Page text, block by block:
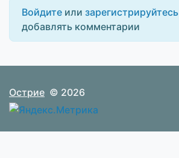
Войдите или зарегистрируйтесь
добавлять комментарии
Острие © 2026